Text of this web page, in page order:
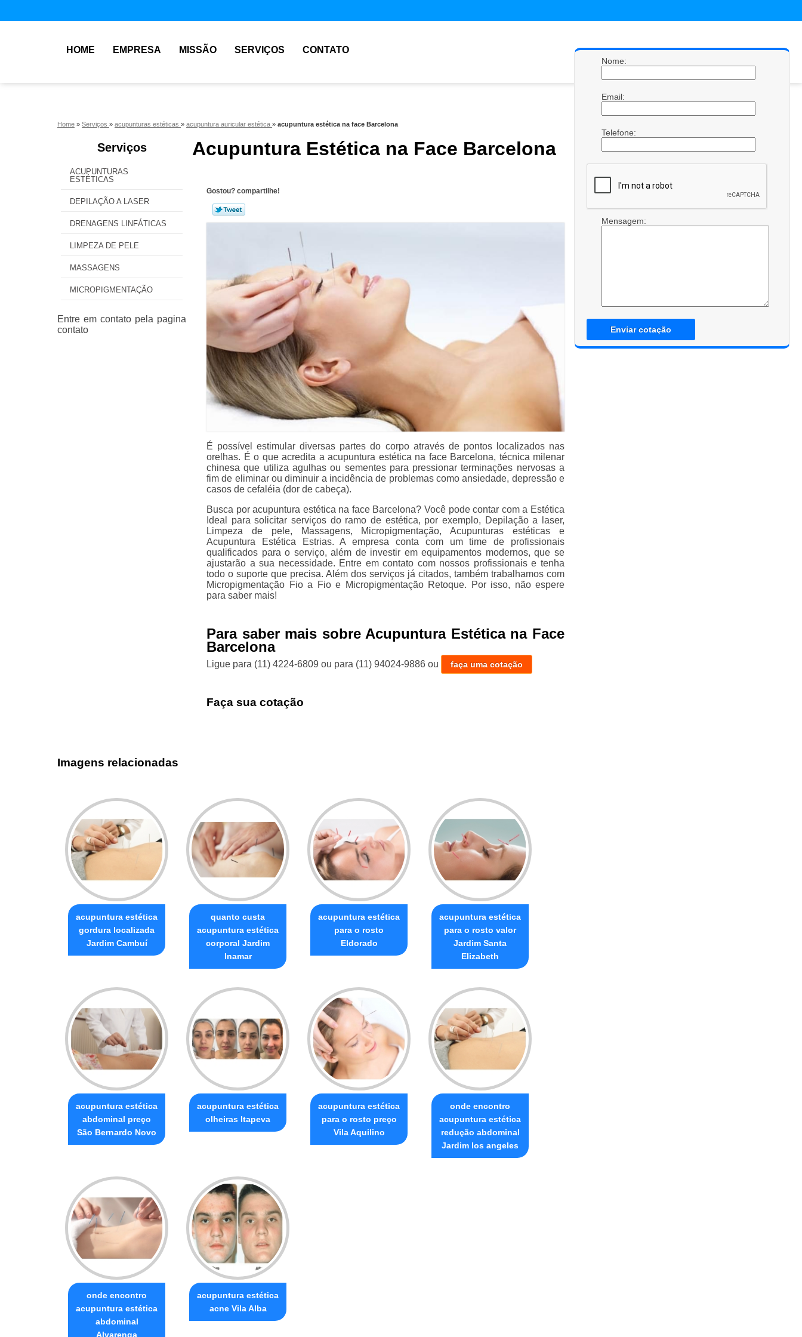
HOME EMPRESA MISSÃO SERVIÇOS CONTATO
Home » Serviços » acupunturas estéticas » acupuntura auricular estética » acupuntura estética na face Barcelona
Serviços
ACUPUNTURAS
ESTÉTICAS
DEPILAÇÃO A LASER
DRENAGENS LINFÁTICAS
LIMPEZA DE PELE
MASSAGENS
MICROPIGMENTAÇÃO
Acupuntura Estética na Face Barcelona
Gostou? compartilhe!
É possível estimular diversas partes do corpo através de pontos localizados nas
orelhas. É o que acredita a acupuntura estética na face Barcelona, técnica milenar
chinesa que utiliza agulhas ou sementes para pressionar terminações nervosas a
fim de eliminar ou diminuir a incidência de problemas como ansiedade, depressão e
casos de cefaléia (dor de cabeça).
Busca por acupuntura estética na face Barcelona? Você pode contar com a Estética
Ideal para solicitar serviços do ramo de estética, por exemplo, Depilação a laser,
Limpeza de pele, Massagens, Micropigmentação, Acupunturas estéticas e
Acupuntura Estética Estrias. A empresa conta com um time de profissionais
qualificados para o serviço, além de investir em equipamentos modernos, que se
ajustarão a sua necessidade. Entre em contato com nossos profissionais e tenha
todo o suporte que precisa. Além dos serviços já citados, também trabalhamos com
Micropigmentação Fio a Fio e Micropigmentação Retoque. Por isso, não espere
para saber mais!
Para saber mais sobre Acupuntura Estética na Face
Barcelona
Ligue para (11) 4224-6809 ou para (11) 94024-9886 ou faça uma cotação
Faça sua cotação
Nome:
Email:
Telefone:
Mensagem:
Enviar cotação
Imagens relacionadas
acupuntura estética
gordura localizada
Jardim Cambuí
quanto custa
acupuntura estética
corporal Jardim
Inamar
acupuntura estética
para o rosto
Eldorado
acupuntura estética
para o rosto valor
Jardim Santa
Elizabeth
acupuntura estética
abdominal preço
São Bernardo Novo
acupuntura estética
olheiras Itapeva
acupuntura estética
para o rosto preço
Vila Aquilino
onde encontro
acupuntura estética
redução abdominal
Jardim los angeles
onde encontro
acupuntura estética
abdominal
Alvarenga
acupuntura estética
acne Vila Alba